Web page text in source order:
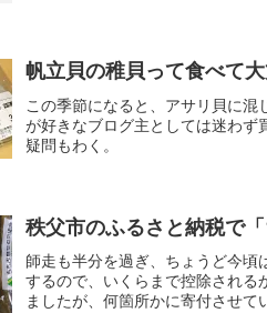
帆立貝の稚貝って食べて
この季節になると、アサリ貝に
が好きなブログ主としては迷わず
疑問もわく。
秩父市のふるさと納税で
師走も半分を過ぎ、ちょうど今頃
するので、いくらまで控除される
ましたが、何箇所かに寄付させて